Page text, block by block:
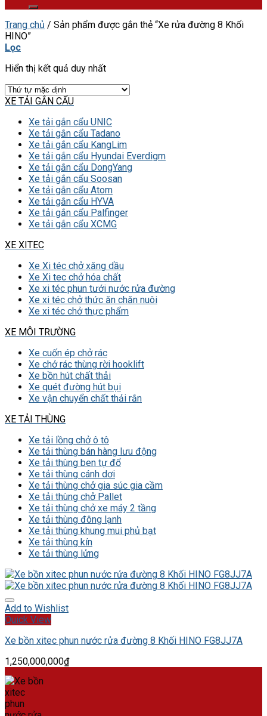
Trang chủ / Sản phẩm được gắn thẻ “Xe rửa đường 8 Khối
HINO”
Lọc
Hiển thị kết quả duy nhất
XE TẢI GẮN CẨU
Xe tải gắn cẩu UNIC
Xe tải gắn cẩu Tadano
Xe tải gắn cẩu KangLim
Xe tải gắn cẩu Hyundai Everdigm
Xe tải gắn cẩu DongYang
Xe tải gắn cẩu Soosan
Xe tải gắn cẩu Atom
Xe tải gắn cẩu HYVA
Xe tải gắn cẩu Palfinger
Xe tải gắn cẩu XCMG
XE XITEC
Xe Xi téc chở xăng dầu
Xe Xi tec chở hóa chất
Xe xi téc phun tưới nước rửa đường
Xe xi téc chở thức ăn chăn nuôi
Xe xi téc chở thực phẩm
XE MÔI TRƯỜNG
Xe cuốn ép chở rác
Xe chở rác thùng rời hooklift
Xe bồn hút chất thải
Xe quét đường hút bụi
Xe vận chuyển chất thải rắn
XE TẢI THÙNG
Xe tải lồng chở ô tô
Xe tải thùng bán hàng lưu động
Xe tải thùng ben tự đổ
Xe tải thùng cánh dơi
Xe tải thùng chở gia súc gia cầm
Xe tải thùng chở Pallet
Xe tải thùng chở xe máy 2 tầng
Xe tải thùng đông lạnh
Xe tải thùng khung mui phủ bạt
Xe tải thùng kín
Xe tải thùng lửng
Add to Wishlist
Quick View
Xe bồn xitec phun nước rửa đường 8 Khối HINO FG8JJ7A
1,250,000,000₫